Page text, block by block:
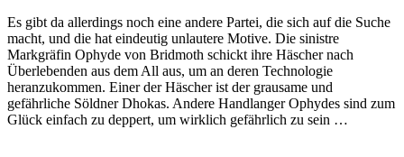
Es gibt da allerdings noch eine andere Partei, die sich auf die Suche
macht, und die hat eindeutig unlautere Motive. Die sinistre
Markgräfin Ophyde von Bridmoth schickt ihre Häscher nach
Überlebenden aus dem All aus, um an deren Technologie
heranzukommen. Einer der Häscher ist der grausame und
gefährliche Söldner Dhokas. Andere Handlanger Ophydes sind zum
Glück einfach zu deppert, um wirklich gefährlich zu sein …